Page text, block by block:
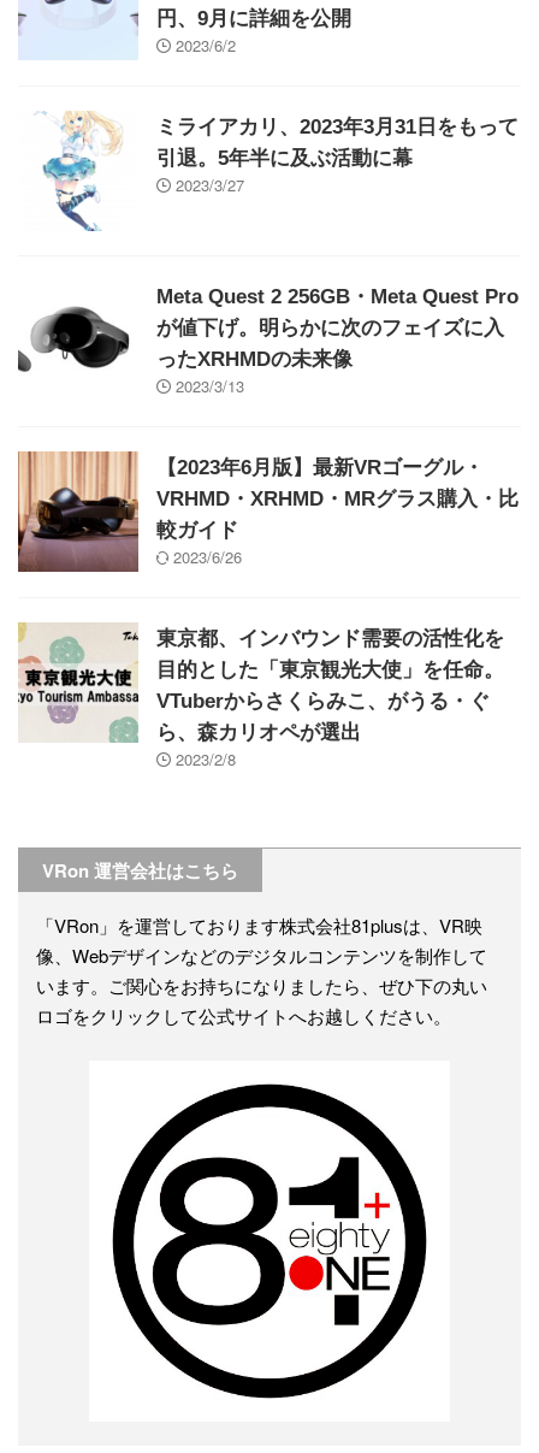
円、9月に詳細を公開
2023/6/2
ミライアカリ、2023年3月31日をもって
引退。5年半に及ぶ活動に幕
2023/3/27
Meta Quest 2 256GB・Meta Quest Pro
が値下げ。明らかに次のフェイズに入
ったXRHMDの未来像
2023/3/13
【2023年6月版】最新VRゴーグル・
VRHMD・XRHMD・MRグラス購入・比
較ガイド
2023/6/26
東京都、インバウンド需要の活性化を
目的とした「東京観光大使」を任命。
VTuberからさくらみこ、がうる・ぐ
ら、森カリオペが選出
2023/2/8
VRon 運営会社はこちら
「VRon」を運営しております株式会社81plusは、VR映
像、Webデザインなどのデジタルコンテンツを制作して
います。ご関心をお持ちになりましたら、ぜひ下の丸い
ロゴをクリックして公式サイトへお越しください。